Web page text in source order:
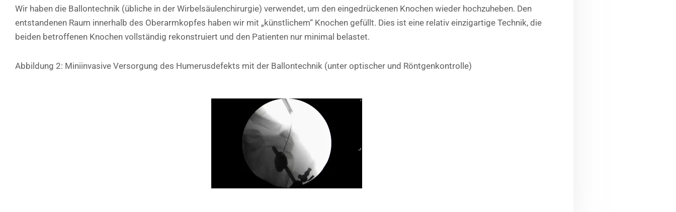
Wir haben die Ballontechnik (übliche in der Wirbelsäulenchirurgie) verwendet, um den eingedrückenen Knochen wieder hochzuheben. Den
entstandenen Raum innerhalb des Oberarmkopfes haben wir mit „künstlichem“ Knochen gefüllt. Dies ist eine relativ einzigartige Technik, die
beiden betroffenen Knochen vollständig rekonstruiert und den Patienten nur minimal belastet.
Abbildung 2: Miniinvasive Versorgung des Humerusdefekts mit der Ballontechnik (unter optischer und Röntgenkontrolle)